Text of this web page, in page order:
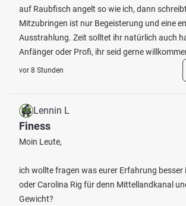
auf Raubfisch angelt so wie ich, dann
Mitzubringen ist nur Begeisterung und eine
Ausstrahlung. Zeit solltet ihr natürlich auch
Anfänger oder Profi, ihr seid gerne
vor 8 Stunden
Lennin L
Finess
Moin Leute,
ich wollte fragen was eurer Erfahrung besser
oder Carolina Rig für denn Mittellandkanal
Gewicht?